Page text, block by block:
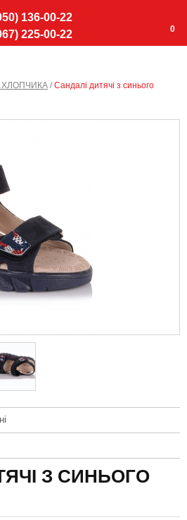
136-00-22
225-00-22
0
ХЛОПЧИКА /Сандалі дитячі з синього
З СИНЬОГО